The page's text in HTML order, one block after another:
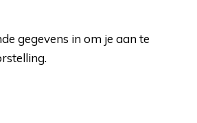
gegevens in om je aan te